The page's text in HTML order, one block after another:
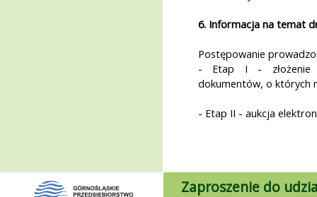
6. Informacja na temat
Postępowanie
- Etap I - złożenie
dokumentów, o których
- Etap II - aukcja
Zaproszenie do